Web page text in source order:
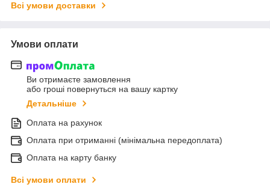
Всі умови доставки
Умови оплати
Ви отримаєте замовлення
або гроші повернуться на вашу картку
Детальніше
Оплата на рахунок
Оплата при отриманні (мінімальна передоплата)
Оплата на карту банку
Всі умови оплати